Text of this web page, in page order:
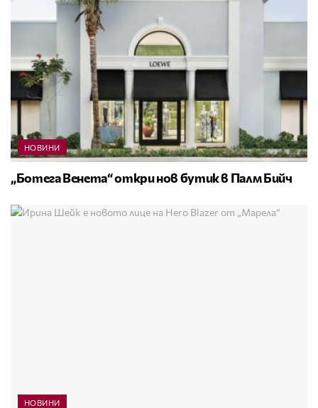
НОВИНИ
„Ботега Венета“ откри нов бутик в Палм Бийч
НОВИНИ